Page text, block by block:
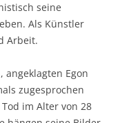
seine
Als Künstler
Arbeit.
angeklagten Egon
zugesprochen
im Alter von 28